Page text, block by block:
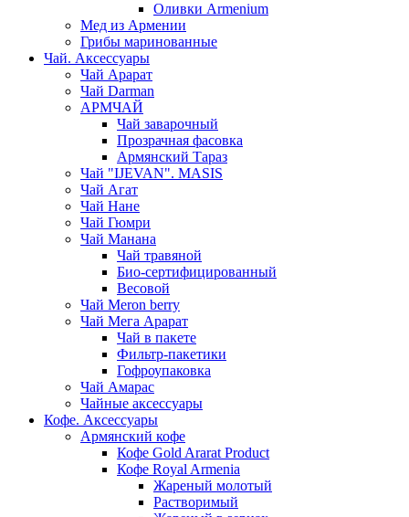
Оливки Armenium
Мед из Армении
Грибы маринованные
Чай. Аксессуары
Чай Арарат
Чай Darman
АРМЧАЙ
Чай заварочный
Прозрачная фасовка
Армянский Тараз
Чай "IJEVAN". MASIS
Чай Агат
Чай Нане
Чай Гюмри
Чай Манана
Чай травяной
Био-сертифицированный
Весовой
Чай Meron berry
Чай Мега Арарат
Чай в пакете
Фильтр-пакетики
Гофроупаковка
Чай Амарас
Чайные аксессуары
Кофе. Аксессуары
Армянский кофе
Кофе Gold Ararat Product
Кофе Royal Armenia
Жареный молотый
Растворимый